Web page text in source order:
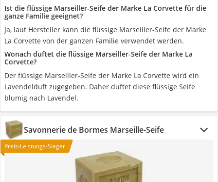
Ist die flüssige Marseiller-Seife der Marke La Corvette für die
ganze Familie geeignet?
Ja, laut Hersteller kann die flüssige Marseiller-Seife der Marke
La Corvette von der ganzen Familie verwendet werden.
Wonach duftet die flüssige Marseiller-Seife der Marke La
Corvette?
Der flüssige Marseiller-Seife der Marke La Corvette wird ein
Lavendelduft zugegeben. Daher duftet diese flüssige Seife
blumig nach Lavendel.
Savonnerie de Bormes Marseille-Seife
Preis-Leistungs-Sieger